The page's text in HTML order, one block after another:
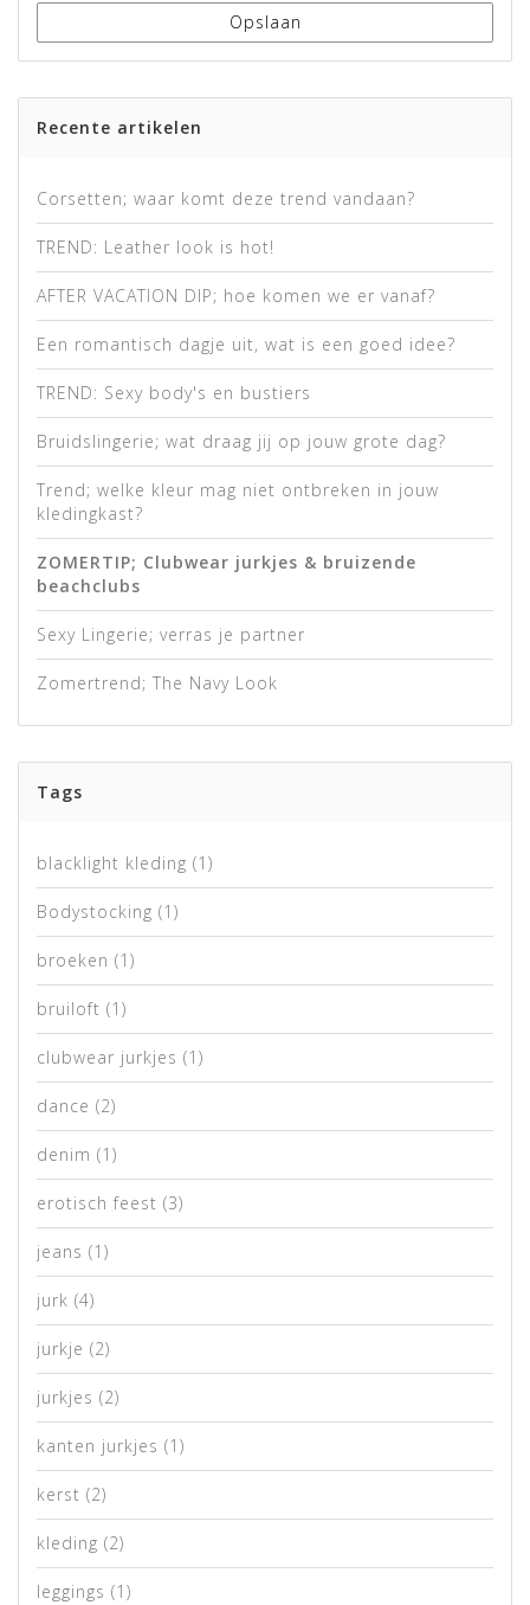
Opslaan
Recente artikelen
Corsetten; waar komt deze trend vandaan?
TREND: Leather look is hot!
AFTER VACATION DIP; hoe komen we er vanaf?
Een romantisch dagje uit, wat is een goed idee?
TREND: Sexy body's en bustiers
Bruidslingerie; wat draag jij op jouw grote dag?
Trend; welke kleur mag niet ontbreken in jouw
kledingkast?
ZOMERTIP; Clubwear jurkjes & bruizende
beachclubs
Sexy Lingerie; verras je partner
Zomertrend; The Navy Look
Tags
blacklight kleding (1)
Bodystocking (1)
broeken (1)
bruiloft (1)
clubwear jurkjes (1)
dance (2)
denim (1)
erotisch feest (3)
jeans (1)
jurk (4)
jurkje (2)
jurkjes (2)
kanten jurkjes (1)
kerst (2)
kleding (2)
leggings (1)